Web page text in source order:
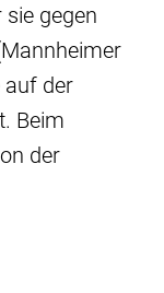
gegen
auf der
Beim
der